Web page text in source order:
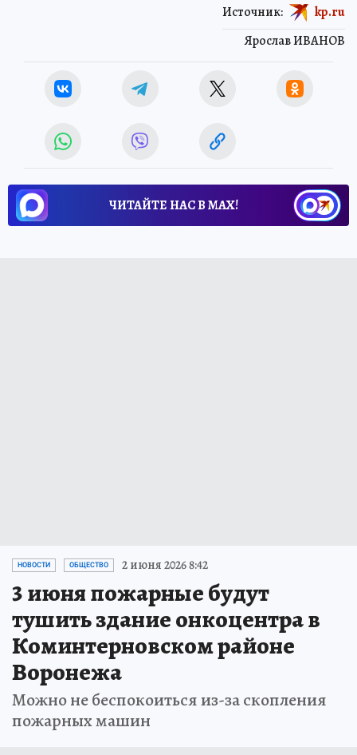
Ярослав ИВАНОВ
Источник: kp.ru
ЧИТАЙТЕ НАС В МАХ!
НОВОСТИ ОБЩЕСТВО 2 июня 2026 8:42
3 июня пожарные будут
тушить здание онкоцентра в
Коминтерновском районе
Воронежа
Можно не беспокоиться из-за скопления
пожарных машин